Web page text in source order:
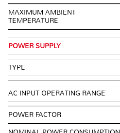
MAXIMUM AMBIENT
TEMPERATURE
POWER SUPPLY
TYPE
AC INPUT OPERATING RANGE
POWER FACTOR